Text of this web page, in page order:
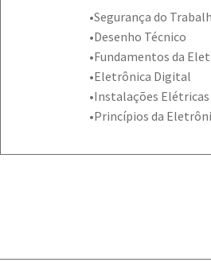
•Segurança do
•Desenho Técnico
•Fundamentos da
•Eletrônica Digital
•Instalações
•Princípios da